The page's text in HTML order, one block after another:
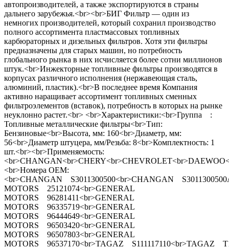
автопроизводителей, а также экспортируются в страны
дальнего зарубежья.<br><br>БИГ Фильтр — один из
немногих производителей, который сохранил производство
полного ассортимента пластмассовых топливных
карбюраторных и дизельных фильтров. Хотя эти фильтры
предназначены для старых машин, но потребность
глобального рынка в них исчисляется более сотни миллионов
штук.<br>Инжекторные топливные фильтры производятся в
корпусах различного исполнения (нержавеющая сталь,
алюминий, пластик).<br>В последнее время Компания
активно наращивает ассортимент топливных сменных
фильтроэлементов (вставок), потребность в которых на рынке
неуклонно растет.<br> <br>Характеристики:<br>Группа :
Топливные металлические фильтры<br>Тип:
Бензиновые<br>Высота, мм: 160<br>Диаметр, мм:
56<br>Диаметр штуцера, мм/Резьба: 8<br>Комплектность: 1
шт.<br><br>Применяемость:
<br>Номера ОЕМ:
<br>CHANGAN S3011300500<br>CHANGAN
MOTORS 25121074<br>GENERAL
MOTORS 96281411<br>GENERAL
MOTORS 96335719<br>GENERAL
MOTORS 96444649<br>GENERAL
MOTORS 96503420<br>GENERAL
MOTORS 96507803<br>GENERAL
MOTORS 96537170<br>TAGAZ S111117110<br>TAGAZ